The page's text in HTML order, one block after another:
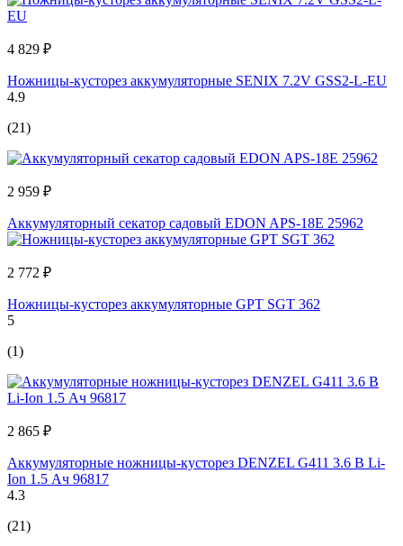
4 829 ₽
Ножницы-кусторез аккумуляторные SENIX 7.2V GSS2-L-EU
4.9
(21)
2 959 ₽
Аккумуляторный секатор садовый EDON APS-18E 25962
2 772 ₽
Ножницы-кусторез аккумуляторные GPT SGT 362
5
(1)
2 865 ₽
Аккумуляторные ножницы-кусторез DENZEL G411 3.6 В Li-
Ion 1.5 Ач 96817
4.3
(21)